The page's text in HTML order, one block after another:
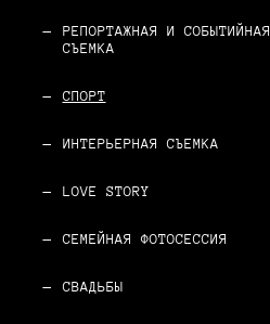
РЕПОРТАЖНАЯ И СОБЫТИЙНАЯ
СЪЕМКА
СПОРТ
ИНТЕРЬЕРНАЯ СЪЕМКА
LOVE STORY
СЕМЕЙНАЯ ФОТОСЕССИЯ
СВАДЬБЫ